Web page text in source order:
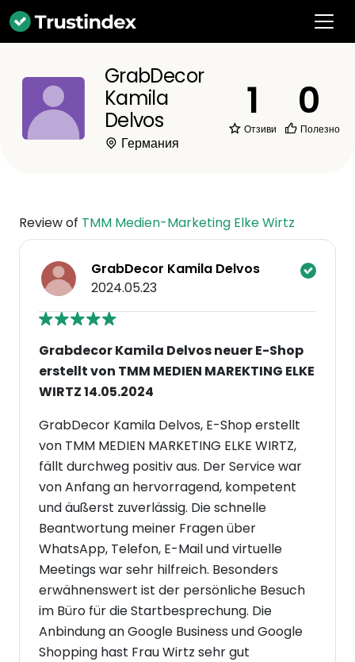
GrabDecor
Kamila
Delvos
Германия
1
Отзиви
0
Полезно
Review of TMM Medien-Marketing Elke Wirtz
GrabDecor Kamila Delvos
2024.05.23
Grabdecor Kamila Delvos neuer E-Shop
erstellt von TMM MEDIEN MAREKTING ELKE
WIRTZ 14.05.2024
GrabDecor Kamila Delvos, E-Shop erstellt
von TMM MEDIEN MARKETING ELKE WIRTZ,
fällt durchweg positiv aus. Der Service war
von Anfang an hervorragend, kompetent
und äußerst zuverlässig. Die schnelle
Beantwortung meiner Fragen über
WhatsApp, Telefon, E-Mail und virtuelle
Meetings war sehr hilfreich. Besonders
erwähnenswert ist der persönliche Besuch
im Büro für die Startbesprechung. Die
Anbindung an Google Business und Google
Shopping hast Frau Wirtz sehr gut